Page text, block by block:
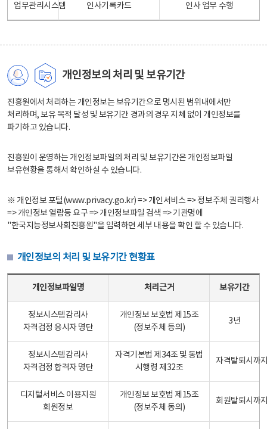
업무관리시스템 인사기록카드 인사 업무 수행
개인정보의 처리 및 보유기간
진흥원에서 처리하는 개인정보는 보유기간으로 명시된 범위내에서만
처리하며, 보유 목적 달성 및 보유기간 경과의 경우 지체 없이 개인정보를
파기하고 있습니다.
진흥원이 운영하는 개인정보파일의 처리 및 보유기간은 개인정보파일
보유현황을 통해서 확인하실 수 있습니다.
※ 개인정보 포털(www.privacy.go.kr) => 개인서비스 => 정보주체 권리행사
=> 개인정보 열람등 요구 => 개인정보파일 검색 => 기관명에
"한국지능정보사회진흥원"을 입력하면 세부 내용을 확인 할 수 있습니다.
개인정보의 처리 및 보유기간 현황표
개인정보파일명 처리근거 보유기간
정보시스템감리사
자격검정 응시자 명단
개인정보 보호법 제15조
(정보주체 등의)
3년
정보시스템감리사
자격검정 합격자 명단
자격기본법 제34조 및 동법
시행령 제32조
자격탈퇴시까
디지털서비스 이용지원
회원정보
개인정보 보호법 제15조
(정보주체 동의)
회원탈퇴시까